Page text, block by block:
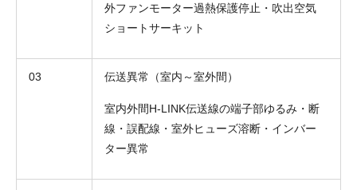
外ファンモーター過熱保護停止・吹出空気
ショートサーキット
03 伝送異常（室内～室外間）
室内外間H-LINK伝送線の端子部ゆるみ・断
線・誤配線・室外ヒューズ溶断・インバー
ター異常